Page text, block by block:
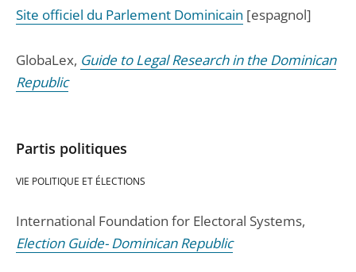
Site officiel du Parlement Dominicain [espagnol]
GlobaLex, Guide to Legal Research in the Dominican
Republic
Partis politiques
VIE POLITIQUE ET ÉLECTIONS
International Foundation for Electoral Systems,
Election Guide- Dominican Republic